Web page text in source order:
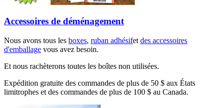
Accessoires de déménagement
Nous avons tous les boxes, ruban adhésifet des accessoires
d'emballage vous avez besoin.
Et nous rachèterons toutes les boîtes non utilisées.
Expédition gratuite des commandes de plus de 50 $ aux États
limitrophes et des commandes de plus de 100 $ au Canada.